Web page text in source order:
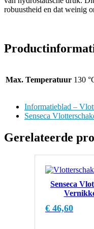
robuustheid en dat weinig
Max. Temperatuur 130
Informatieblad –
Senseca
Gerelateerde
Senseca
€ 46,60